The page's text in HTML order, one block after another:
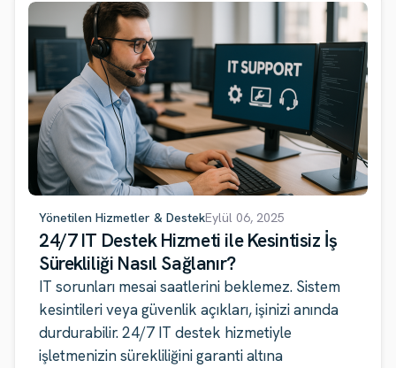
Yönetilen Hizmetler & DestekEylül 06, 2025
24/7 IT Destek Hizmeti ile Kesintisiz İş
Sürekliliği Nasıl Sağlanır?
IT sorunları mesai saatlerini beklemez. Sistem
kesintileri veya güvenlik açıkları, işinizi anında
durdurabilir. 24/7 IT destek hizmetiyle
işletmenizin sürekliliğini garanti altına